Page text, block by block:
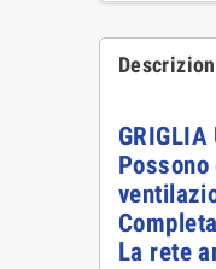
GRIGLIA
La rete